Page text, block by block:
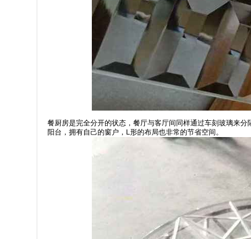
餐厨房是完全分开的状态，餐厅与客厅间同样通过车刻玻璃来
阳台，拥有自己的窗户，L形的布局也非常的节省空间。